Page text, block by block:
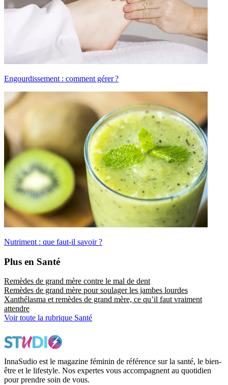
Engourdissement : comment gérer ?
Nutriment : que faut-il savoir ?
Plus en Santé
Remèdes de grand mère contre le mal de dent
Remèdes de grand mère pour soulager les jambes lourdes
Xanthélasma et remèdes de grand mère, ce qu’il faut vraiment
attendre
Voir toute la rubrique Santé
InnaSudio est le magazine féminin de référence sur la santé, le bien-
être et le lifestyle. Nos expertes vous accompagnent au quotidien
pour prendre soin de vous.